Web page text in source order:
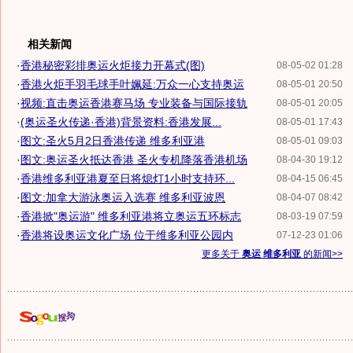
相关新闻
08-05-02 01:28
·香港秘密彩排奥运火炬接力开幕式(图)
08-05-01 20:50
·香港火炬手羽毛球手叶姵延:万众一心支持奥运
08-05-01 20:05
·视频:直击奥运香港赛马场 专业装备与国际接轨
08-05-01 17:43
·(奥运圣火传递·香港)背景资料:香港发展...
08-05-01 09:03
·图文:圣火5月2日香港传递 维多利亚港
08-04-30 19:12
·图文:奥运圣火抵达香港 圣火专机降落香港机场
08-04-15 06:45
·香港维多利亚港夏至日将熄灯1小时支持环...
08-04-07 08:42
·图文:加拿大游泳奥运入选赛 维多利亚波恩
08-03-19 07:59
·香港掀"奥运游" 维多利亚港将立奥运五环标志
07-12-23 01:06
·香港将设奥运文化广场 位于维多利亚公园内
更多关于 奥运 维多利亚 的新闻>>